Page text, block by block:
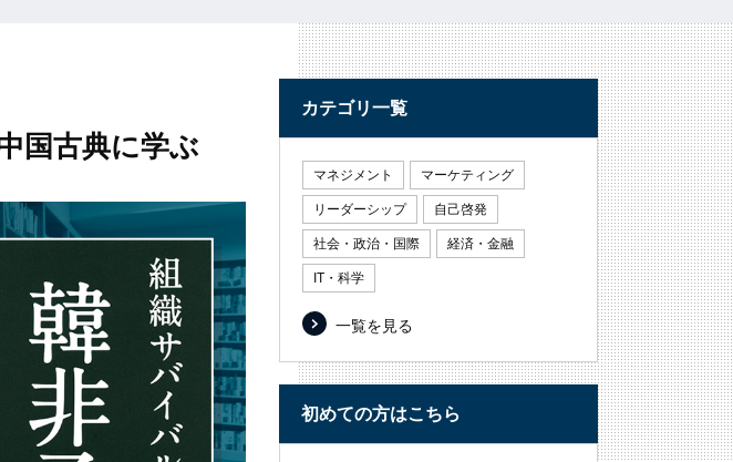
国古典に学ぶ
カテゴリ一覧
マネジメント マーケティング
リーダーシップ 自己啓発
社会・政治・国際 経済・金融
IT・科学
一覧を見る
初めての方はこちら